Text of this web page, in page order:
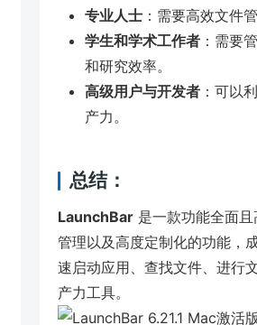
专业人士 ：需要高效文件
学生和学术工作者 ：需要
和研究效率。
高级用户与开发者 ：可以
产力。
总结：
LaunchBar 是一款功能全面
管理以及高度定制化的功能，
速启动应用、查找文件、进行
产力工具。